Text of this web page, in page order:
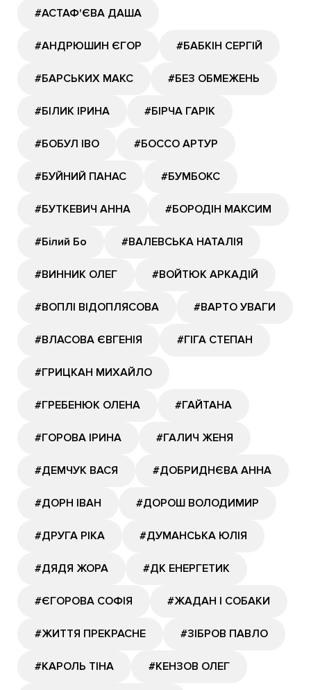
#АСТАФ'ЄВА ДАША
#АНДРЮШИН ЄГОР #БАБКІН СЕРГІЙ
#БАРСЬКИХ МАКС #БЕЗ ОБМЕЖЕНЬ
#БІЛИК ІРИНА #БІРЧА ГАРІК
#БОБУЛ ІВО #БОССО АРТУР
#БУЙНИЙ ПАНАС #БУМБОКС
#БУТКЕВИЧ АННА #БОРОДІН МАКСИМ
#Білий Бо #ВАЛЕВСЬКА НАТАЛІЯ
#ВИННИК ОЛЕГ #ВОЙТЮК АРКАДІЙ
#ВОПЛІ ВІДОПЛЯСОВА #ВАРТО УВАГИ
#ВЛАСОВА ЄВГЕНІЯ #ГІГА СТЕПАН
#ГРИЦКАН МИХАЙЛО
#ГРЕБЕНЮК ОЛЕНА #ГАЙТАНА
#ГОРОВА ІРИНА #ГАЛИЧ ЖЕНЯ
#ДЕМЧУК ВАСЯ #ДОБРИДНЄВА АННА
#ДОРН ІВАН #ДОРОШ ВОЛОДИМИР
#ДРУГА РІКА #ДУМАНСЬКА ЮЛІЯ
#ДЯДЯ ЖОРА #ДК ЕНЕРГЕТИК
#ЄГОРОВА СОФІЯ #ЖАДАН І СОБАКИ
#ЖИТТЯ ПРЕКРАСНЕ #ЗІБРОВ ПАВЛО
#КАРОЛЬ ТІНА #КЕНЗОВ ОЛЕГ